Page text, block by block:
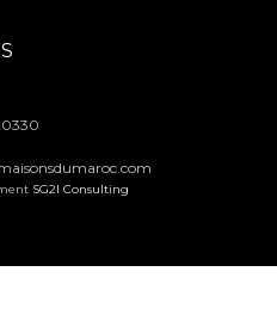
SG2I Consulting